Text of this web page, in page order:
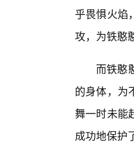
乎畏惧火焰
攻，为铁憨
而铁憨
的身体，为
舞一时未能
成功地保护